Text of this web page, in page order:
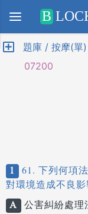
Positive SSL
B
題庫 / 按摩(單
07200
1 61. 下列何項
對環境造成不良
A 公害糾紛處理